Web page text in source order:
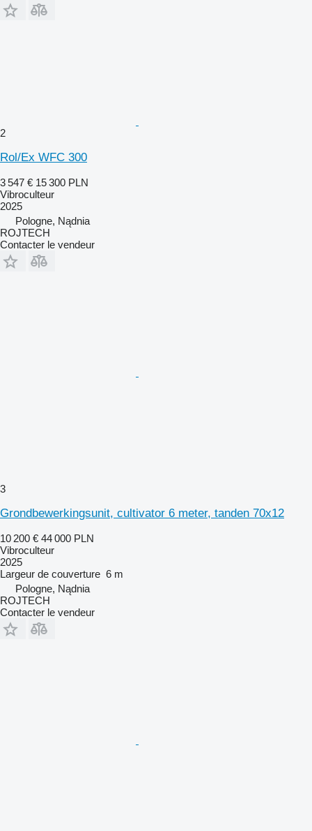
2
Rol/Ex WFC 300
3 547 € 15 300 PLN
Vibroculteur
2025
Pologne, Nądnia
ROJTECH
Contacter le vendeur
3
Grondbewerkingsunit, cultivator 6 meter, tanden 70x12
10 200 € 44 000 PLN
Vibroculteur
2025
Largeur de couverture 6 m
Pologne, Nądnia
ROJTECH
Contacter le vendeur